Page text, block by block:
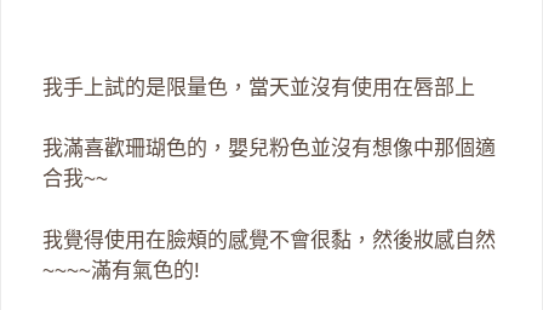
我手上試的是限量色，當天並沒有使用在唇部上
我滿喜歡珊瑚色的，嬰兒粉色並沒有想像中那個適
合我~~
我覺得使用在臉頰的感覺不會很黏，然後妝感自然
~~~~滿有氣色的!